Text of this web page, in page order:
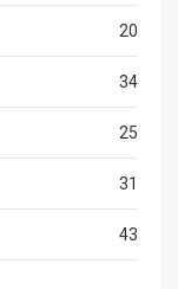
20
34
25
31
43